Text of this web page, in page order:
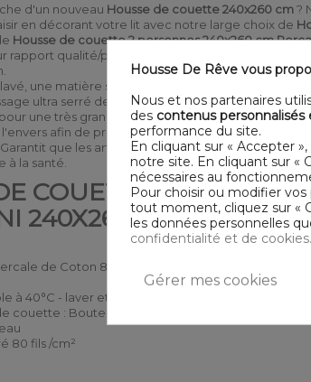
d'un nouveau Housse de couette 240x260 cm?
en décorant votre lit avec notre large choix de
Housse de couette 2 personnes 240x260 cm
rapport qualité/prix, comprenant : 1 housse de
une matière saine de qualité supérieure et plus
ultra serré de 80 fils/cm².
une très grande résistance au lavage, à la
l'envers afin de protéger les couleurs
que les articles testés ne présentent pas de
à la santé.
COUETTE PERCALE
240X260 CM !
de Coton 80 fils
à 40°C - laver et sécher sur l'envers
couette : Bouteille
80 fils /cm²
Housse De Rêve vous
Nous et nos partenaires
des contenus personnalisés
performance du site.
En cliquant sur « Accepter
notre site. En cliquant sur «
nécessaires au
Pour choisir ou modifier
tout moment, cliquez sur «
les données personnelles
confidentialité et de cookies.
Gérer mes cookies